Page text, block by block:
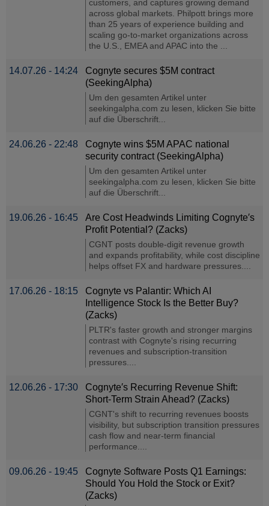
customers, and captures growing demand
across global markets. Philpott brings more
than 25 years of experience building and
scaling go-to-market organizations across
the U.S., EMEA and APAC into the ...
14.07.26 - 14:24
Cognyte secures $5M contract
(SeekingAlpha)
Um den gesamten Artikel unter
seekingalpha.com zu lesen, klicken Sie bitte
auf die Überschrift...
24.06.26 - 22:48
Cognyte wins $5M APAC national
security contract (SeekingAlpha)
Um den gesamten Artikel unter
seekingalpha.com zu lesen, klicken Sie bitte
auf die Überschrift...
19.06.26 - 16:45
Are Cost Headwinds Limiting Cognyte′s
Profit Potential? (Zacks)
CGNT posts double-digit revenue growth
and expands profitability, while cost discipline
helps offset FX and hardware pressures....
17.06.26 - 18:15
Cognyte vs Palantir: Which AI
Intelligence Stock Is the Better Buy?
(Zacks)
PLTR's faster growth and stronger margins
contrast with Cognyte's rising recurring
revenues and subscription-transition
pressures....
12.06.26 - 17:30
Cognyte′s Recurring Revenue Shift:
Short-Term Strain Ahead? (Zacks)
CGNT's shift to recurring revenues boosts
visibility, but subscription transition pressures
cash flow and near-term financial
performance....
09.06.26 - 19:45
Cognyte Software Posts Q1 Earnings:
Should You Hold the Stock or Exit?
(Zacks)